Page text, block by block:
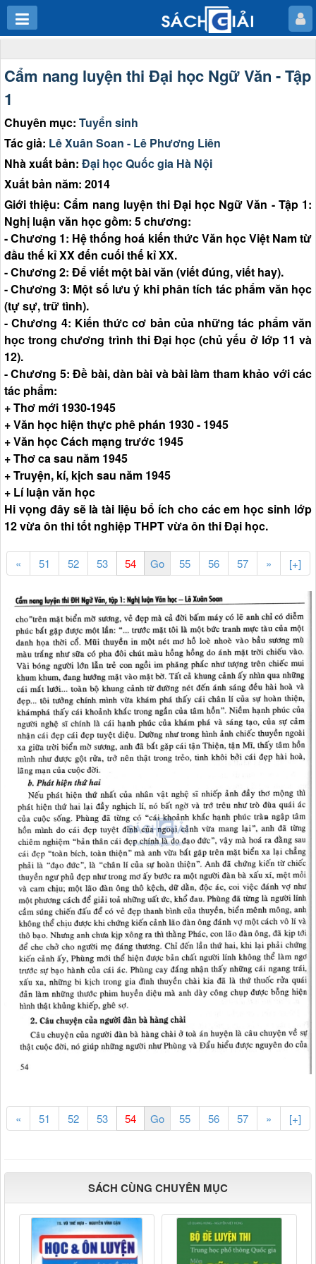
Cẩm nang luyện thi Đại học Ngữ Văn - Tập
1
Chuyên mục: Tuyển sinh
Tác giả: Lê Xuân Soan - Lê Phương Liên
Nhà xuất bản: Đại học Quốc gia Hà Nội
Xuất bản năm: 2014
Giới thiệu: Cẩm nang luyện thi Đại học Ngữ Văn - Tập 1:
Nghị luận văn học gồm: 5 chương:
- Chương 1: Hệ thống hoá kiến thức Văn học Việt Nam từ
đầu thế kỉ XX đến cuối thế kỉ XX.
- Chương 2: Để viết một bài văn (viết đúng, viết hay).
- Chương 3: Một số lưu ý khi phân tích tác phẩm văn học
(tự sự, trữ tình).
- Chương 4: Kiến thức cơ bản của những tác phẩm văn
học trong chương trình thi Đại học (chủ yếu ở lớp 11 và
12).
- Chương 5: Đề bài, dàn bài và bài làm tham khảo với các
tác phẩm:
+ Thơ mới 1930-1945
+ Văn học hiện thực phê phán 1930 - 1945
+ Văn học Cách mạng trước 1945
+ Thơ ca sau năm 1945
+ Truyện, kí, kịch sau năm 1945
+ Lí luận văn học
Hi vọng đây sẽ là tài liệu bổ ích cho các em học sinh lớp
12 vừa ôn thi tốt nghiệp THPT vừa ôn thi Đại học.
« 51 52 53 55 56 57 » [+]
« 51 52 53 55 56 57 » [+]
SÁCH CÙNG CHUYÊN MỤC